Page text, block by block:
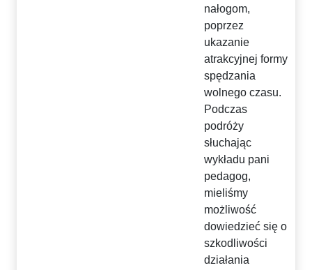
nałogom,
poprzez
ukazanie
atrakcyjnej formy
spędzania
wolnego czasu.
Podczas
podróży
słuchając
wykładu pani
pedagog,
mieliśmy
możliwość
dowiedzieć się o
szkodliwości
działania